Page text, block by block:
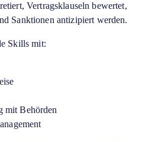
Vertragsklauseln bewertet,
Sanktionen antizipiert werden.
Skills mit:
mit Behörden